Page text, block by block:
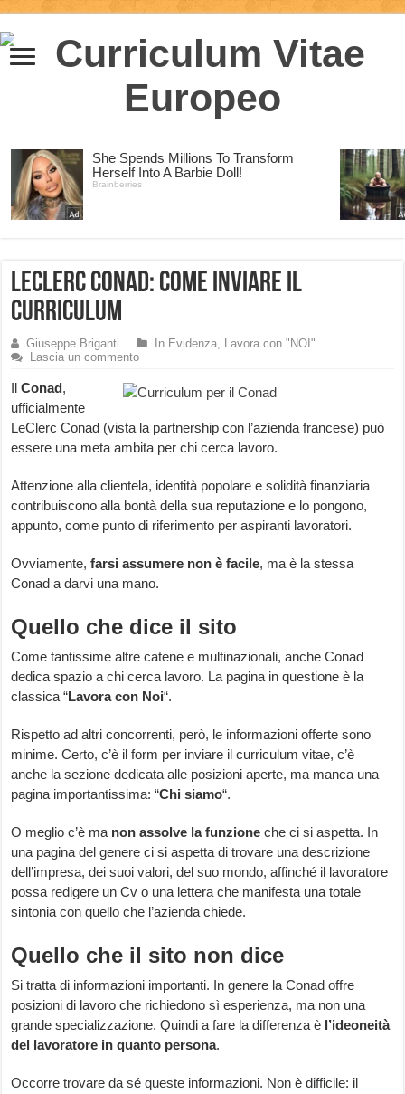
LeClerc Conad: come inviare il
curriculum
Giuseppe Briganti In Evidenza, Lavora con "NOI"
Lascia un commento
IlConad,
ufficialmente
LeClerc Conad (vista la partnership con l’azienda francese) può
essere una meta ambita per chi cerca lavoro.
Attenzione alla clientela, identità popolare e solidità finanziaria
contribuiscono alla bontà della sua reputazione e lo pongono,
appunto, come punto di riferimento per aspiranti lavoratori.
Ovviamente, farsi assumere non è facile, ma è la stessa
Conad a darvi una mano.
Quello che dice il sito
Come tantissime altre catene e multinazionali, anche Conad
dedica spazio a chi cerca lavoro. La pagina in questione è la
classica “Lavora con Noi“.
Rispetto ad altri concorrenti, però, le informazioni offerte sono
minime. Certo, c’è il form per inviare il curriculum vitae, c’è
anche la sezione dedicata alle posizioni aperte, ma manca una
pagina importantissima: “Chi siamo“.
O meglio c’è ma non assolve la funzione che ci si aspetta. In
una pagina del genere ci si aspetta di trovare una descrizione
dell’impresa, dei suoi valori, del suo mondo, affinché il lavoratore
possa redigere un Cv o una lettera che manifesta una totale
sintonia con quello che l’azienda chiede.
Quello che il sito non dice
Si tratta di informazioni importanti. In genere la Conad offre
posizioni di lavoro che richiedono sì esperienza, ma non una
grande specializzazione. Quindi a fare la differenza è l’ideoneità
del lavoratore in quanto persona.
Occorre trovare da sé queste informazioni. Non è difficile: il